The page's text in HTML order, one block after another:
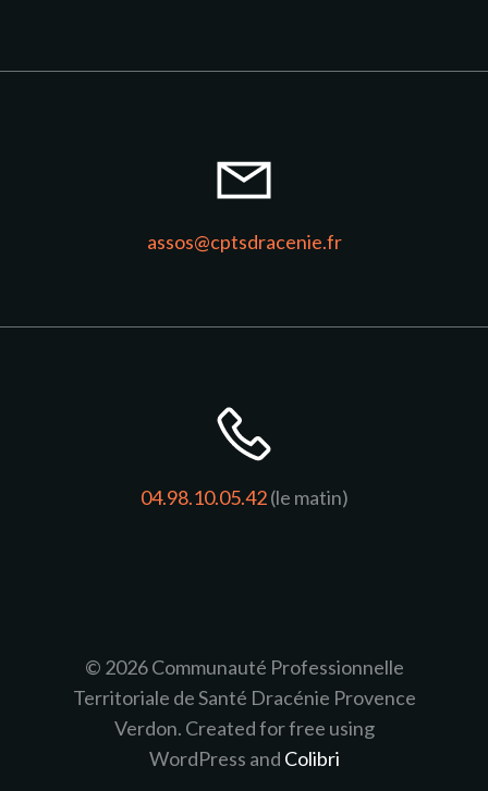
assos@cptsdracenie.fr
04.98.10.05.42(le matin)
© 2026 Communauté Professionnelle
Territoriale de Santé Dracénie Provence
Verdon. Created for free using
WordPress and Colibri